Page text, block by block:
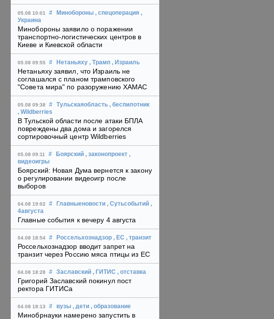
05.08 10:01 # Минобороны , спецоперация ,
Украина
Минобороны заявило о поражении
транспортно-логистических центров в
Киеве и Киевской области
05.08 09:55 # Нетаньяху , Трамп , Израиль
Нетаньяху заявил, что Израиль не
соглашался с планом трамповского
"Совета мира" по разоружению ХАМАС
05.08 09:38 # Тульскаяобласть , беспилотник
, Wildberries
В Тульской области после атаки БПЛА
повреждены два дома и загорелся
сортировочный центр Wildberries
05.08 09:11 # Боярский , законопроект ,
видеоигры
Боярский: Новая Дума вернется к закону
о регулировании видеоигр после
выборов
04.08 19:02 # Главныеновости , Сутьсобытий ,
4августа
Главные события к вечеру 4 августа
04.08 18:54 # Россельхознадзор , ЕС , транзит
Россельхознадзор вводит запрет на
транзит через Россию мяса птицы из ЕС
04.08 18:28 # Заславский , ГИТИС , отставка
Григорий Заславский покинул пост
ректора ГИТИСа
04.08 18:13 # вузы , дети , образование
Минобрнауки намерено запустить в